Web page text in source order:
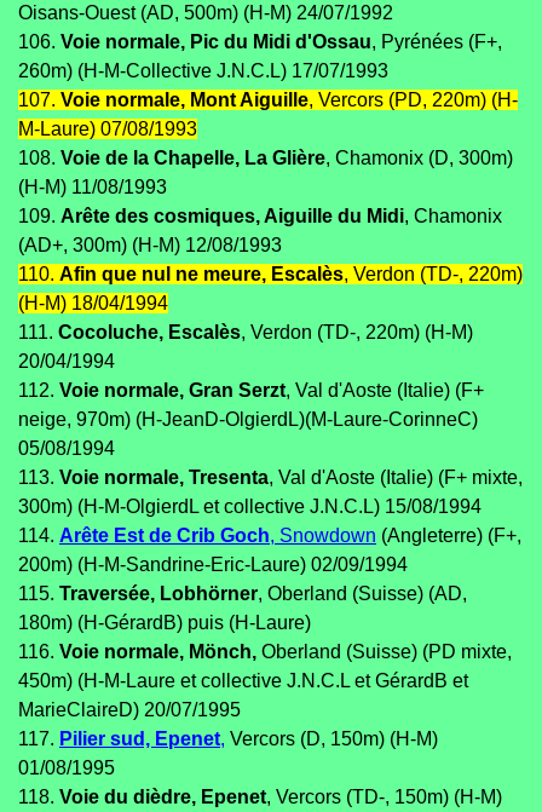
Oisans-Ouest (AD, 500m) (H-M) 24/07/1992
106. Voie normale, Pic du Midi d'Ossau, Pyrénées (F+,
260m) (H-M-Collective J.N.C.L) 17/07/1993
107. Voie normale, Mont Aiguille, Vercors (PD, 220m) (H-
M-Laure) 07/08/1993
108. Voie de la Chapelle, La Glière, Chamonix (D, 300m)
(H-M) 11/08/1993
109. Arête des cosmiques, Aiguille du Midi, Chamonix
(AD+, 300m) (H-M) 12/08/1993
110. Afin que nul ne meure, Escalès, Verdon (TD-, 220m)
(H-M) 18/04/1994
111. Cocoluche, Escalès, Verdon (TD-, 220m) (H-M)
20/04/1994
112. Voie normale, Gran Serzt, Val d'Aoste (Italie) (F+
neige, 970m) (H-JeanD-OlgierdL)(M-Laure-CorinneC)
05/08/1994
113. Voie normale, Tresenta, Val d'Aoste (Italie) (F+ mixte,
300m) (H-M-OlgierdL et collective J.N.C.L) 15/08/1994
114. Arête Est de Crib Goch, Snowdown (Angleterre) (F+,
200m) (H-M-Sandrine-Eric-Laure) 02/09/1994
115. Traversée, Lobhörner, Oberland (Suisse) (AD,
180m) (H-GérardB) puis (H-Laure)
116. Voie normale, Mönch, Oberland (Suisse) (PD mixte,
450m) (H-M-Laure et collective J.N.C.L et GérardB et
MarieClaireD) 20/07/1995
117. Pilier sud, Epenet, Vercors (D, 150m) (H-M)
01/08/1995
118. Voie du dièdre, Epenet, Vercors (TD-, 150m) (H-M)